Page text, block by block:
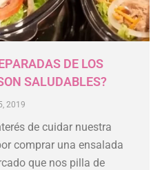
DE LOS
SALUDABLES?
2019
de cuidar nuestra
comprar una ensalada
que nos pilla de